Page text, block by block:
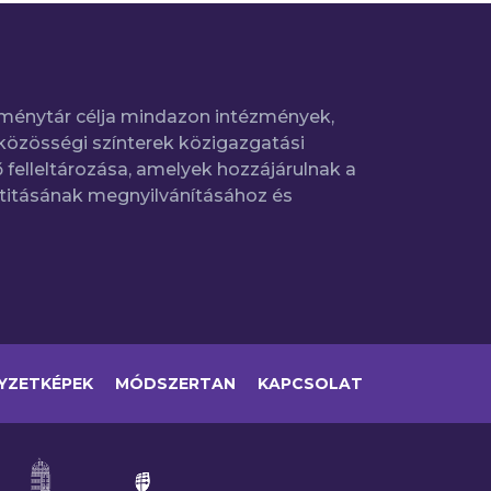
célja mindazon intézmények,
színterek közigazgatási
amelyek hozzájárulnak a
megnyilvánításához és
MÓDSZERTAN KAPCSOLAT